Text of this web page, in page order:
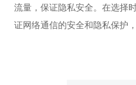
流量，保证隐私安全。在选择
证网络通信的安全和隐私保护